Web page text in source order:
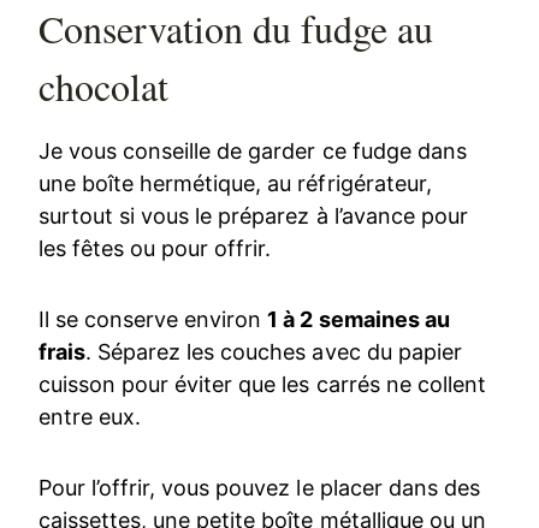
Conservation du fudge au
chocolat
Je vous conseille de garder ce fudge dans
une boîte hermétique, au réfrigérateur,
surtout si vous le préparez à l’avance pour
les fêtes ou pour offrir.
Il se conserve environ 1 à 2 semaines au
frais. Séparez les couches avec du papier
cuisson pour éviter que les carrés ne collent
entre eux.
Pour l’offrir, vous pouvez le placer dans des
caissettes, une petite boîte métallique ou un